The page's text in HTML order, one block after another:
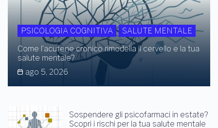
PSICOLOGIA COGNITIVA
SALUTE MENTALE
Come l’acufene cronico rimodella il cervello e la tua
salute mentale?
ago 5, 2026
Sospendere gli psicofarmaci in estate?
Scopri i rischi per la tua salute mentale